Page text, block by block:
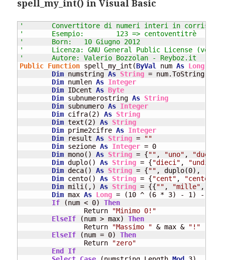
spell_my_int() in Visual Basic
'	Convertitore di numeri interi in
'	Esempio:	123 => centoventitrè
'	Born:	10 Giugno 2012
'	Licenza: GNU General Public License
'	Autore: Valerio Bozzolan - Reyboz.it
Public Function spell_my_int(ByVal num As Long
Dim numstring As String = num.ToString
Dim numlen As Integer
Dim IDcent As Byte
Dim subnumerostring As String
Dim subnumero As Integer
Dim cifra(2) As String
Dim text(2) As String
Dim prime2cifre As Integer
Dim result As String = ""
Dim sezione As Integer = 0
Dim mono() As String = {"" , "uno" , "due"
Dim duplo() As String = {"dieci" , "undici"
Dim deca() As String = {"" , duplo(0),
Dim cento() As String = {"cent" , "cento"
Dim mili(,) As String = {{"" , "mille" ,
Dim max As Long = (10 ^ (6 * 3) - 1) - 1
If (num < 0) Then
		Return
"Minimo 0!"
ElseIf (num > max) Then
		Return
"Massimo " & max & "!"
ElseIf (num = 0) Then
		Return
"zero"
End
If